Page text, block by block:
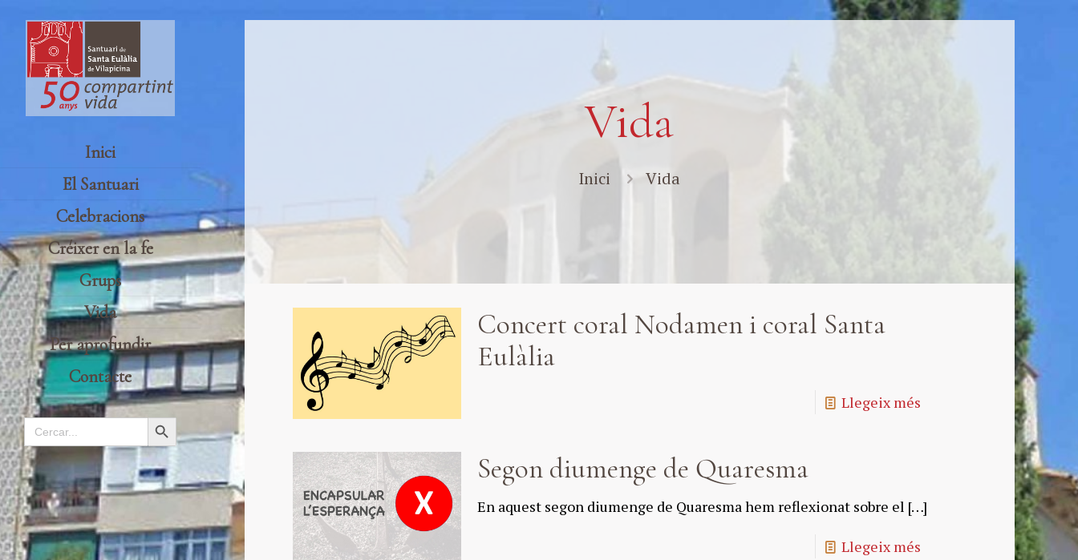
Inici
El Santuari
Celebracions
Créixer en la fe
Grups
Vida
Per aprofundir
Contacte
Search
for: Search Button
Vida
Inici Vida
Concert coral Nodamen i coral Santa
Eulàlia
Llegeix més
Segon diumenge de Quaresma
En aquest segon diumenge de Quaresma hem reflexionat sobre el […]
Llegeix més